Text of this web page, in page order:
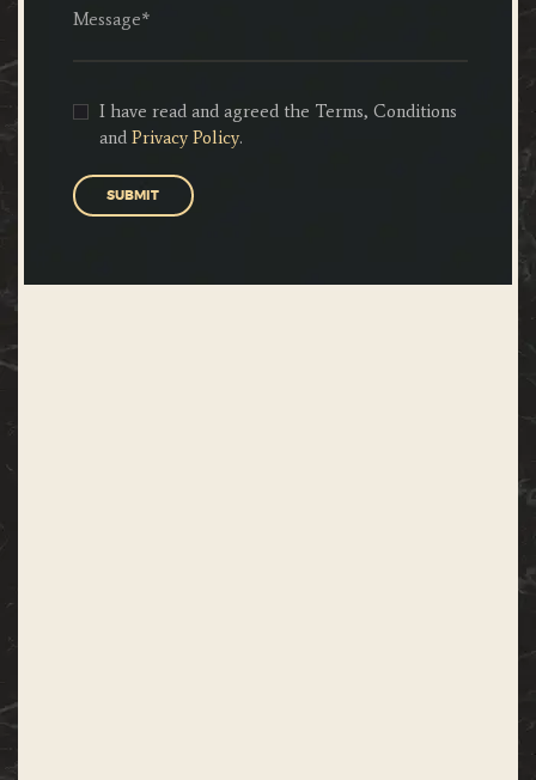
I have read and agreed the Terms, Conditions
andPrivacy Policy.